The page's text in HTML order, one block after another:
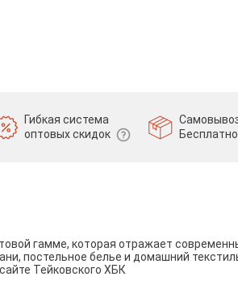
Гибкая система
оптовых скидок
гамме, которая отражает
постельное белье и домашний
Тейковского ХБК